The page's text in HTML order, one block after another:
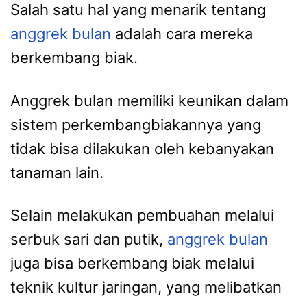
Salah satu hal yang menarik tentang
anggrek bulan adalah cara mereka
berkembang biak.
Anggrek bulan memiliki keunikan dalam
sistem perkembangbiakannya yang
tidak bisa dilakukan oleh kebanyakan
tanaman lain.
Selain melakukan pembuahan melalui
serbuk sari dan putik, anggrek bulan
juga bisa berkembang biak melalui
teknik kultur jaringan, yang melibatkan